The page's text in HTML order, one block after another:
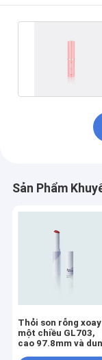
Sản Phẩm
Thỏi son rỗng xoay
một chiều GL703,
cao 97.8mm và